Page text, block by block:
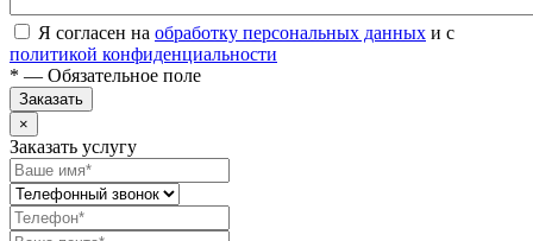
Я согласен на обработку персональных данных и с
политикой конфиденциальности
* — Обязательное поле
Заказать
×
Заказать услугу